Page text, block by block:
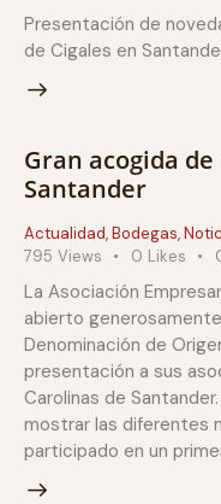
Presentación de
de Cigales en
Gran acogida
Santander
Actualidad,Bodegas,
795 Views 0 Likes
La Asociación
abierto
Denominación de
presentación a sus
Carolinas de
mostrar las diferentes
participado en un